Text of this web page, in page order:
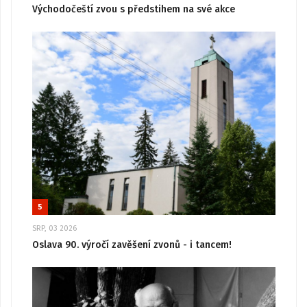
Východočeští zvou s předstihem na své akce
5
SRP, 03 2026
Oslava 90. výročí zavěšení zvonů - i tancem!